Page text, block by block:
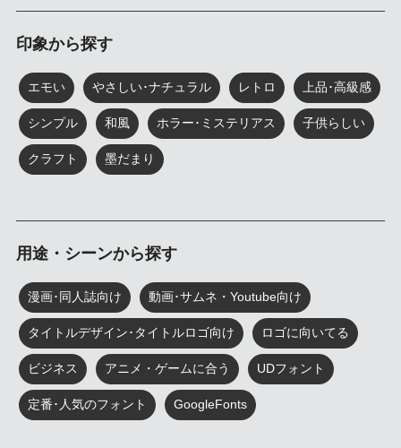
印象から探す
エモい やさしい･ナチュラル レトロ 上品･高級感
シンプル 和風 ホラー･ミステリアス 子供らしい
クラフト 墨だまり
用途・シーンから探す
漫画･同人誌向け 動画･サムネ・Youtube向け
タイトルデザイン･タイトルロゴ向け ロゴに向いてる
ビジネス アニメ・ゲームに合う UDフォント
定番･人気のフォント GoogleFonts